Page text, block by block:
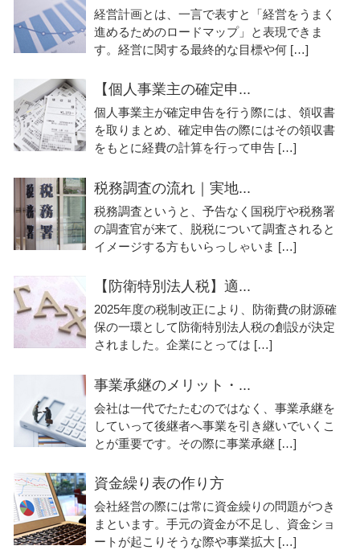
経営計画とは、一言で表すと「経営をうまく
進めるためのロードマップ」と表現できま
す。経営に関する最終的な目標や何 […]
【個人事業主の確定申...
個人事業主が確定申告を行う際には、領収書
を取りまとめ、確定申告の際にはその領収書
をもとに経費の計算を行って申告 […]
税務調査の流れ｜実地...
税務調査というと、予告なく国税庁や税務署
の調査官が来て、脱税について調査されると
イメージする方もいらっしゃいま […]
【防衛特別法人税】適...
2025年度の税制改正により、防衛費の財源確
保の一環として防衛特別法人税の創設が決定
されました。企業にとっては […]
事業承継のメリット・...
会社は一代でたたむのではなく、事業承継を
していって後継者へ事業を引き継いでいくこ
とが重要です。その際に事業承継 […]
資金繰り表の作り方
会社経営の際には常に資金繰りの問題がつき
まといます。手元の資金が不足し、資金ショ
ートが起こりそうな際や事業拡大 […]